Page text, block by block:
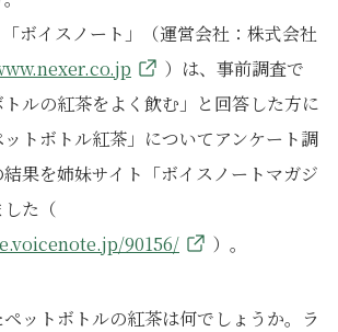
ボイスノート」（運営会社：株式会社
）は、事前調査で
トルの紅茶をよく飲む」と回答した方に
ットボトル紅茶」についてアンケート調
果を姉妹サイト「ボイスノートマガジ
た（
90156/
）。
ットボトルの紅茶は何でしょうか。ラ